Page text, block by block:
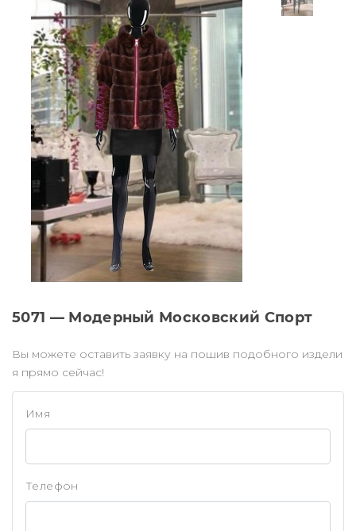
5071 — Модерный Московский Спорт
Вы можете оставить заявку на пошив подобного издели
я прямо сейчас!
Имя
Телефон